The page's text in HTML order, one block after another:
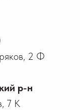
2 Ф
р-н
7 К